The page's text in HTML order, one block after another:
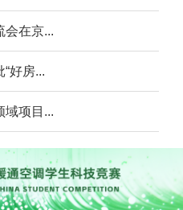
会在京...
好房...
域项目...